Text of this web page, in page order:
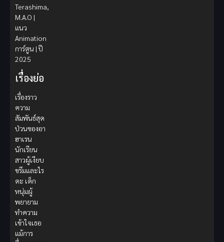
Terashima,
M.A.O |
แนว
Animation
การ์ตูน | ปี
2025
เรื่องย่อ
เรื่องราว
ความ
สัมพันธ์สุด
ป่วนของอา
ฮาเรน
นักเรียน
สาวผู้เงียบ
ขรึมและไร
ดะ เด็ก
หนุ่มผู้
พยายาม
ทำความ
เข้าใจเธอ
แม้การ